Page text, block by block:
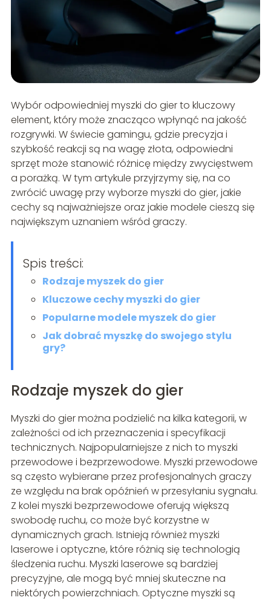
Wybór odpowiedniej myszki do gier to kluczowy
element, który może znacząco wpłynąć na jakość
rozgrywki. W świecie gamingu, gdzie precyzja i
szybkość reakcji są na wagę złota, odpowiedni
sprzęt może stanowić różnicę między zwycięstwem
a porażką. W tym artykule przyjrzymy się, na co
zwrócić uwagę przy wyborze myszki do gier, jakie
cechy są najważniejsze oraz jakie modele cieszą się
największym uznaniem wśród graczy.
Spis treści:
Rodzaje myszek do gier
Kluczowe cechy myszki do gier
Popularne modele myszek do gier
Jak dobrać myszkę do swojego stylu
gry?
Rodzaje myszek do gier
Myszki do gier można podzielić na kilka kategorii, w
zależności od ich przeznaczenia i specyfikacji
technicznych. Najpopularniejsze z nich to myszki
przewodowe i bezprzewodowe. Myszki przewodowe
są często wybierane przez profesjonalnych graczy
ze względu na brak opóźnień w przesyłaniu sygnału.
Z kolei myszki bezprzewodowe oferują większą
swobodę ruchu, co może być korzystne w
dynamicznych grach. Istnieją również myszki
laserowe i optyczne, które różnią się technologią
śledzenia ruchu. Myszki laserowe są bardziej
precyzyjne, ale mogą być mniej skuteczne na
niektórych powierzchniach. Optyczne myszki są